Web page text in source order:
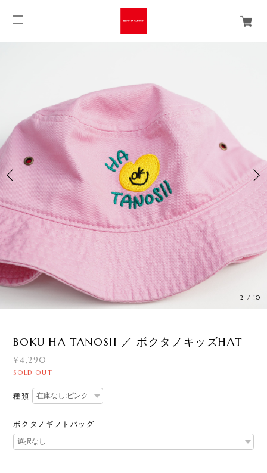
2 / 10
BOKU HA TANOSII ／ ボクタノキッズHAT
¥4,290
SOLD OUT
種類
ボクタノギフトバッグ